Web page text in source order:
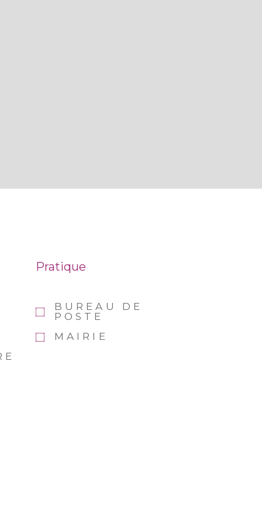
Pratique
BUREAU DE
POSTE
MAIRIE